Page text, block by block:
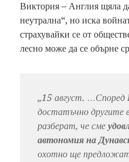
Виктория – Англия щяла
неутрална“, но иска
страхувайки се от
лесно може да се обърне
„15 август. …Според
достатъчно другите
разберат, че сме
автономия на
охотно ще